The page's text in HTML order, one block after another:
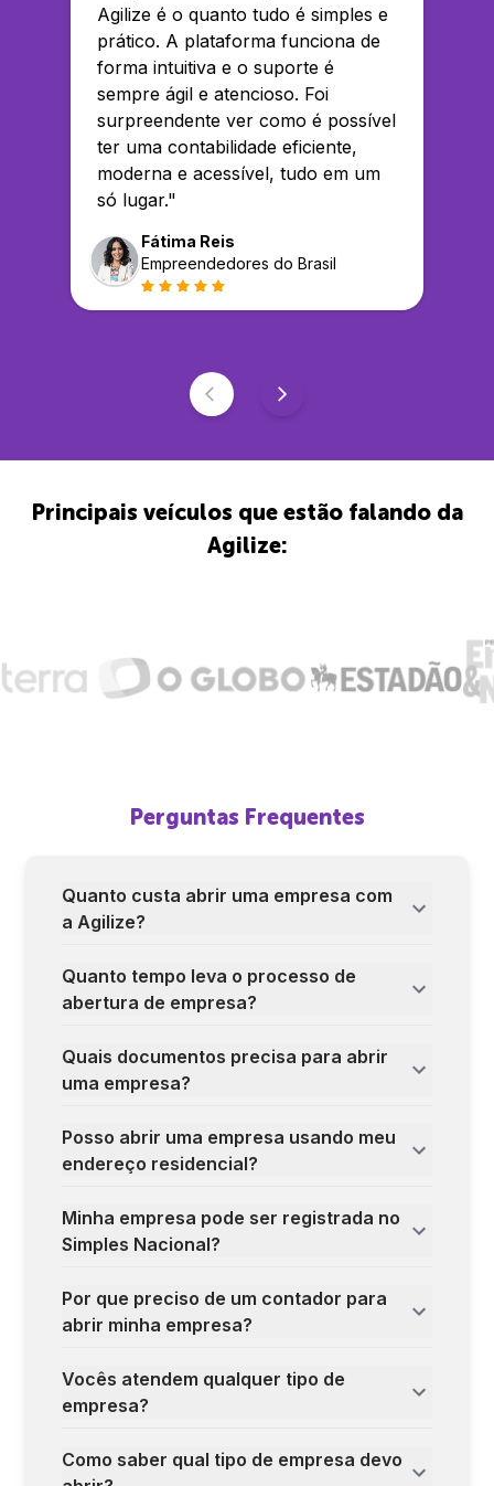
Agilize é o quanto tudo é simples e
prático. A plataforma funciona de
forma intuitiva e o suporte é
sempre ágil e atencioso. Foi
surpreendente ver como é possível
ter uma contabilidade eficiente,
moderna e acessível, tudo em um
só lugar."
Fátima Reis
Empreendedores do Brasil
Principais veículos que estão falando da
Agilize:
Perguntas Frequentes
Quanto custa abrir uma empresa com
a Agilize?
Quanto tempo leva o processo de
abertura de empresa?
Quais documentos precisa para abrir
uma empresa?
Posso abrir uma empresa usando meu
endereço residencial?
Minha empresa pode ser registrada no
Simples Nacional?
Por que preciso de um contador para
abrir minha empresa?
Vocês atendem qualquer tipo de
empresa?
Como saber qual tipo de empresa devo